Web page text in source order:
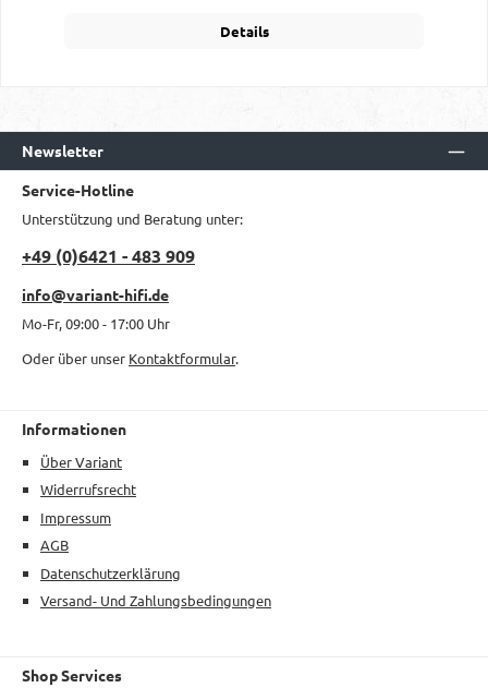
Details
Newsletter
Service-Hotline
Unterstützung und Beratung unter:
+49 (0)6421 - 483 909
info@variant-hifi.de
Mo-Fr, 09:00 - 17:00 Uhr
Oder über unser Kontaktformular.
Informationen
Über Variant
Widerrufsrecht
Impressum
AGB
Datenschutzerklärung
Versand- Und Zahlungsbedingungen
Shop Services